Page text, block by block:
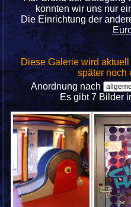
konnten wir uns nur
Die Einrichtung der
Diese Galerie wird
später noch
Anordnung nach
Es gibt 7 Bilder